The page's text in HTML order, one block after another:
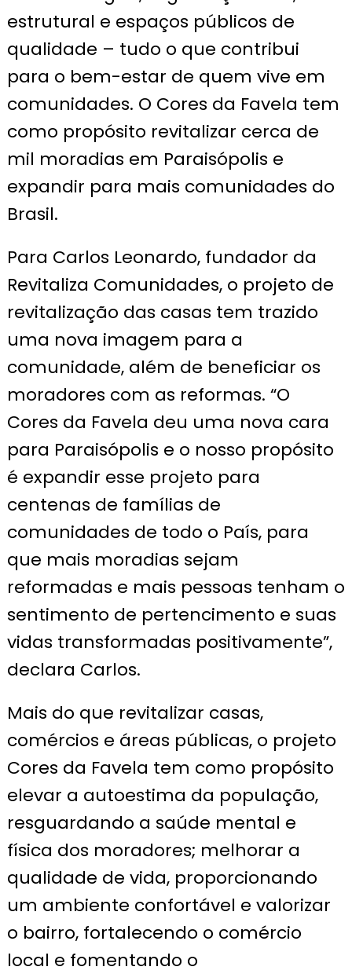
estrutural e espaços públicos de
qualidade – tudo o que contribui
para o bem-estar de quem vive em
comunidades. O Cores da Favela tem
como propósito revitalizar cerca de
mil moradias em Paraisópolis e
expandir para mais comunidades do
Brasil.
Para Carlos Leonardo, fundador da
Revitaliza Comunidades, o projeto de
revitalização das casas tem trazido
uma nova imagem para a
comunidade, além de beneficiar os
moradores com as reformas. “O
Cores da Favela deu uma nova cara
para Paraisópolis e o nosso propósito
é expandir esse projeto para
centenas de famílias de
comunidades de todo o País, para
que mais moradias sejam
reformadas e mais pessoas tenham o
sentimento de pertencimento e suas
vidas transformadas positivamente”,
declara Carlos.
Mais do que revitalizar casas,
comércios e áreas públicas, o projeto
Cores da Favela tem como propósito
elevar a autoestima da população,
resguardando a saúde mental e
física dos moradores; melhorar a
qualidade de vida, proporcionando
um ambiente confortável e valorizar
o bairro, fortalecendo o comércio
local e fomentando o